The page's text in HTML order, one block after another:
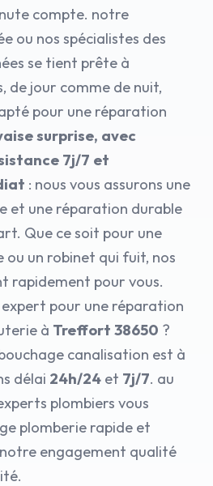
compte. notre
ou nos spécialistes des
se tient prête à
de jour comme de nuit,
pour une réparation
surprise, avec
7j/7 et
: nous vous assurons une
et une réparation durable
Que ce soit pour une
un robinet qui fuit, nos
rapidement pour vous.
expert pour une réparation
à Treffort 38650 ?
canalisation est à
délai 24h/24 et 7j/7. au
plombiers vous
plomberie rapide et
engagement qualité